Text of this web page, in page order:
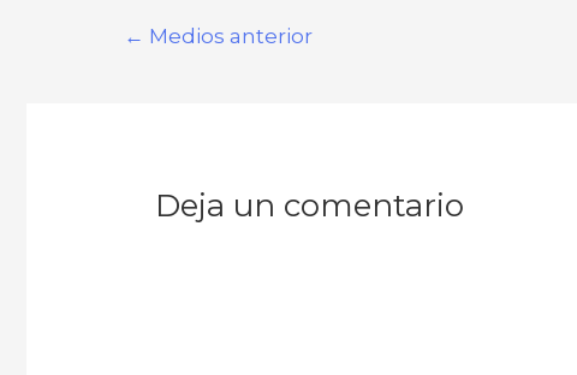
← Medios anterior
Deja un comentario